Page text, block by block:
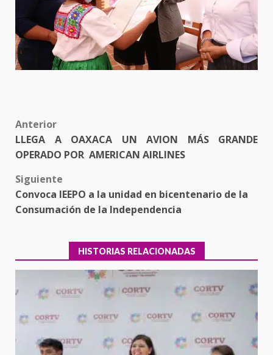
Post
navigation
Anterior
LLEGA A OAXACA UN AVION MÁS GRANDE
OPERADO POR AMERICAN AIRLINES
Siguiente
Convoca IEEPO a la unidad en bicentenario de la
Consumación de la Independencia
HISTORIAS RELACIONADAS